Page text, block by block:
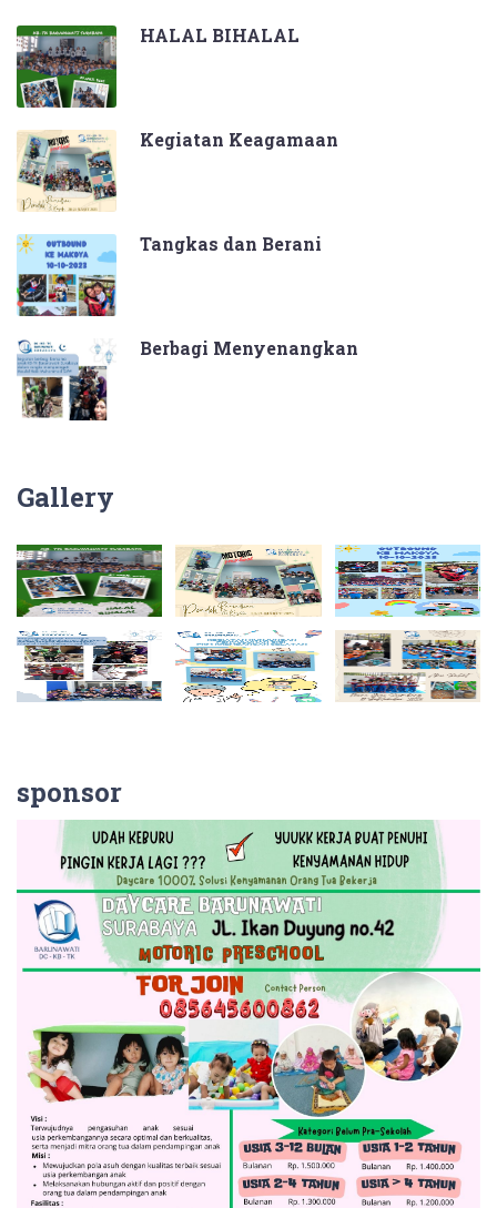
HALAL BIHALAL
Kegiatan Keagamaan
Tangkas dan Berani
Berbagi Menyenangkan
Gallery
sponsor